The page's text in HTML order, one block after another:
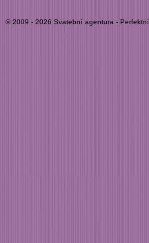
© 2009 - 2026 Svatební agentura -